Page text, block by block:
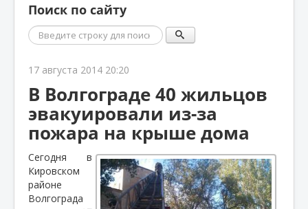
Поиск по сайту
Поиск
17 августа 2014 20:20
В Волгограде 40 жильцов
эвакуировали из-за
пожара на крыше дома
Сегодня в
Кировском
районе
Волгограда